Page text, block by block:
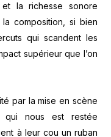
la richesse sonore
composition, si bien
qui scandent les
supérieur que l’on
par la mise en scène
qui nous est restée
à leur cou un ruban